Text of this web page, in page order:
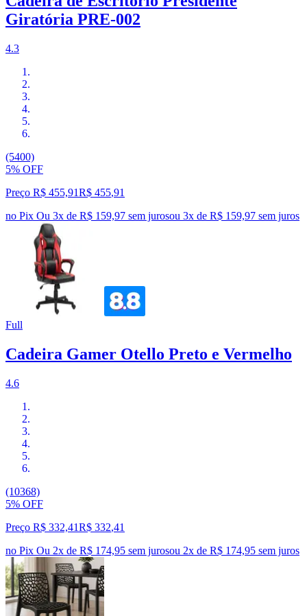
Giratória PRE-002
4.3
(5400)
5% OFF
Preço R$ 455,91R$ 455,91
no Pix Ou 3x de R$ 159,97 sem jurosou 3x de R$ 159,97 sem juros
Full
Cadeira Gamer Otello Preto e Vermelho
4.6
(10368)
5% OFF
Preço R$ 332,41R$ 332,41
no Pix Ou 2x de R$ 174,95 sem jurosou 2x de R$ 174,95 sem juros